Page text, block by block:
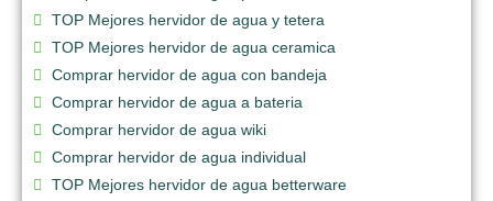
TOP Mejores hervidor de agua y tetera
TOP Mejores hervidor de agua ceramica
Comprar hervidor de agua con bandeja
Comprar hervidor de agua a bateria
Comprar hervidor de agua wiki
Comprar hervidor de agua individual
TOP Mejores hervidor de agua betterware